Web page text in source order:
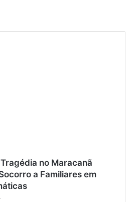
no Maracanã
a Familiares em